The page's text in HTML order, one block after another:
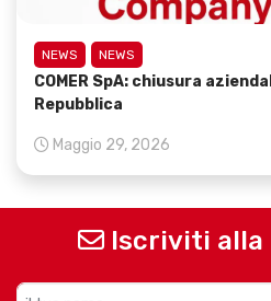
NEWS NEWS
COMER SpA: chiusura
Repubblica
Maggio 29, 2026
Iscriviti alla